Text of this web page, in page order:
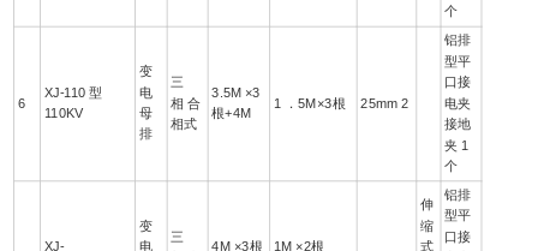
个
6
XJ-110 型
110KV
变
电
母
排
三
相 合
相式
3.5M ×3
根+4M
1 ．5M×3根 25mm 2
铝排
型平
口接
电夹
接地
夹 1
个
XJ-
变
电
三
4M ×3根
1M ×2根
伸
缩
式
铝排
型平
口接